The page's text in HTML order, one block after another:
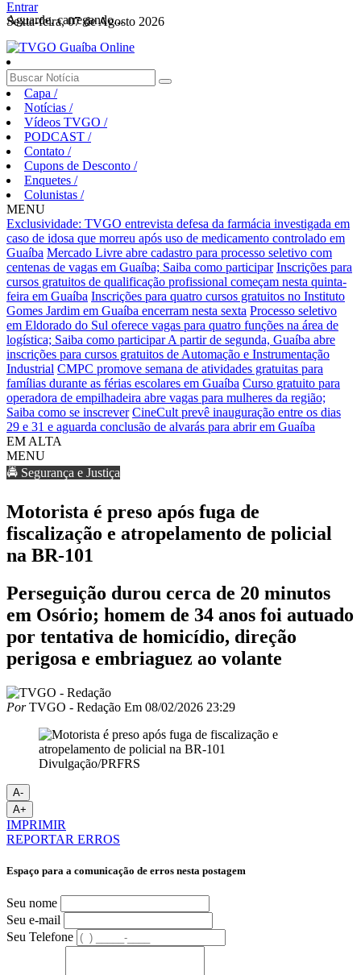
Aguarde, carregando...
Entrar
Sexta-feira, 07 de Agosto 2026
Capa /
Notícias /
Vídeos TVGO /
PODCAST /
Contato /
Cupons de Desconto /
Enquetes /
Colunistas /
MENU
Exclusividade: TVGO entrevista defesa da farmácia investigada em
caso de idosa que morreu após uso de medicamento controlado em
Guaíba Mercado Livre abre cadastro para processo seletivo com
centenas de vagas em Guaíba; Saiba como participar Inscrições para
cursos gratuitos de qualificação profissional começam nesta quinta-
feira em Guaíba Inscrições para quatro cursos gratuitos no Instituto
Gomes Jardim em Guaíba encerram nesta sexta Processo seletivo
em Eldorado do Sul oferece vagas para quatro funções na área de
logística; Saiba como participarA partir de segunda, Guaíba abre
inscrições para cursos gratuitos de Automação e Instrumentação
Industrial CMPC promove semana de atividades gratuitas para
famílias durante as férias escolares em Guaíba Curso gratuito para
operadora de empilhadeira abre vagas para mulheres da região;
Saiba como se inscrever CineCult prevê inauguração entre os dias
29 e 31 e aguarda conclusão de alvarás para abrir em Guaíba
EM ALTA
MENU
🚔 Segurança e Justiça
Motorista é preso após fuga de
fiscalização e atropelamento de policial
na BR-101
Perseguição durou cerca de 20 minutos
em Osório; homem de 34 anos foi autuado
por tentativa de homicídio, direção
perigosa e embriaguez ao volante
PorTVGO - Redação Em 08/02/2026 23:29
Divulgação/PRFRS
A-
A+
IMPRIMIR
REPORTAR ERROS
Espaço para a comunicação de erros nesta postagem
Seu nome
Seu e-mail
Seu Telefone